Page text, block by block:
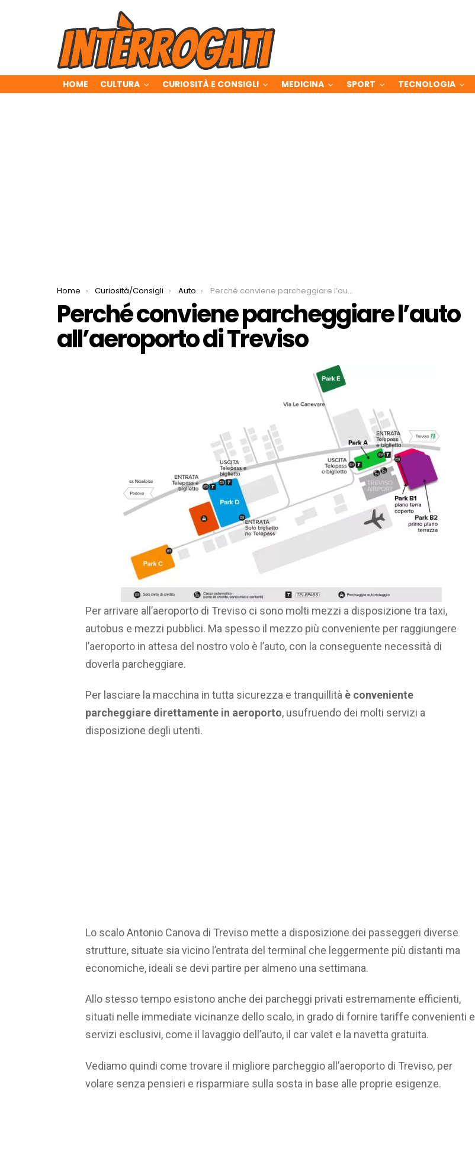
HOME CULTURA CURIOSITÀ E CONSIGLI MEDICINA SPORT TECNOLOGIA
You are here:
Home Curiosità/Consigli Auto Perché conviene parcheggiare l’auto all’aeroporto di Treviso
Perché conviene parcheggiare l’auto
all’aeroporto di Treviso
Per arrivare all’aeroporto di Treviso ci sono molti mezzi a disposizione tra taxi,
autobus e mezzi pubblici. Ma spesso il mezzo più conveniente per raggiungere
l’aeroporto in attesa del nostro volo è l’auto, con la conseguente necessità di
doverla parcheggiare.
Per lasciare la macchina in tutta sicurezza e tranquillità è conveniente
parcheggiare direttamente in aeroporto, usufruendo dei molti servizi a
disposizione degli utenti.
Lo scalo Antonio Canova di Treviso mette a disposizione dei passeggeri diverse
strutture, situate sia vicino l’entrata del terminal che leggermente più distanti ma
economiche, ideali se devi partire per almeno una settimana.
Allo stesso tempo esistono anche dei parcheggi privati estremamente efficienti,
situati nelle immediate vicinanze dello scalo, in grado di fornire tariffe convenienti e
servizi esclusivi, come il lavaggio dell’auto, il car valet e la navetta gratuita.
Vediamo quindi come trovare il migliore parcheggio all’aeroporto di Treviso, per
volare senza pensieri e risparmiare sulla sosta in base alle proprie esigenze.